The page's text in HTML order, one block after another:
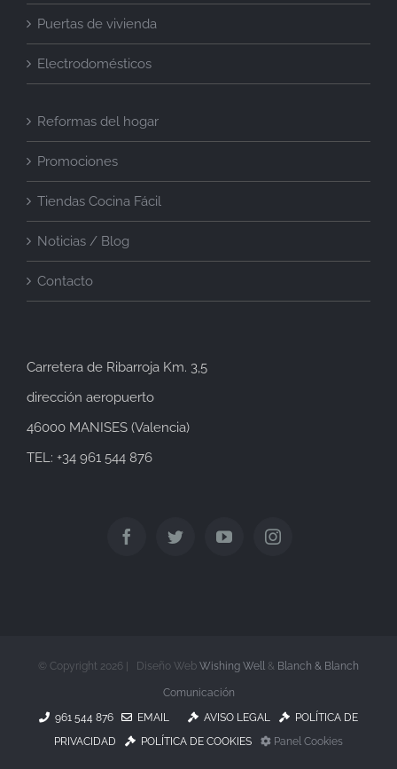
Puertas de vivienda
Electrodomésticos
Reformas del hogar
Promociones
Tiendas Cocina Fácil
Noticias / Blog
Contacto
Carretera de Ribarroja Km. 3,5
dirección aeropuerto
46000 MANISES (Valencia)
TEL: +34 961 544 876
© Copyright 2026 | Diseño Web Wishing Well & Blanch & Blanch
Comunicación
961 544 876
EMAIL AVISO LEGAL
POLÍTICA DE
PRIVACIDAD
POLÍTICA DE COOKIES Panel Cookies